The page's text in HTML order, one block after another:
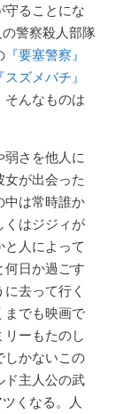
守ることにな
警察殺人部隊
『要塞警察』
『スズメバチ』
そんなものは
弱さを他人に
が出会った
中は常時誰か
くはジジィが
人によって
何日か過ごす
去って行く
までも映画で
ーもたのし
しかないこの
ド主人公の武
くなる。人